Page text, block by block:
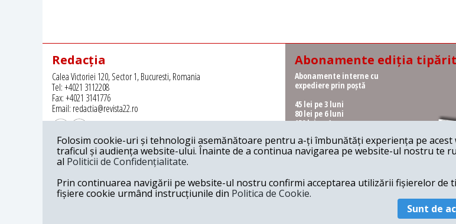
Redacția
Calea Victoriei 120, Sector 1, Bucuresti, Romania
Tel: +4021 3112208
Fax: +4021 3141776
Email: redactia@revista22.ro
Revista 22 este editata de
Abonamente ediția
Abonamente interne cu
expediere prin poștă
45 lei pe 3 luni
80 lei pe 6 luni
150 lei pe 1 an
Abonamente interne cu
ridicare de la redacție
62 lei pe 6 luni
115 lei pe 1 an
© 2026 Revista 22
Folosim cookie-uri și tehnologii asemănătoare pentru a-ți îmbunătăți experiența pe
traficul și audiența website-ului. Înainte de a continua navigarea pe website-ul nostru te
al Politicii de Confidențialitate.
Prin continuarea navigării pe website-ul nostru confirmi acceptarea utilizării fișierelor
fișiere cookie urmând instrucțiunile din Politica de Cookie.
Sunt de